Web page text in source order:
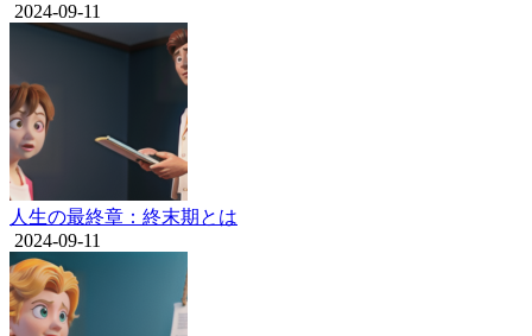
2024-09-11
人生の最終章：終末期とは
2024-09-11